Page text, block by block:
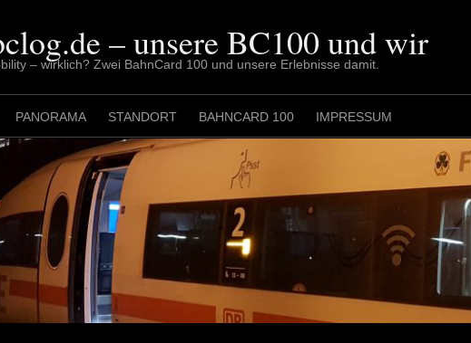
– unsere BC100 und wir
– wirklich? Zwei BahnCard 100 und unsere Erlebnisse damit.
PANORAMA STANDORT BAHNCARD 100 IMPRESSUM